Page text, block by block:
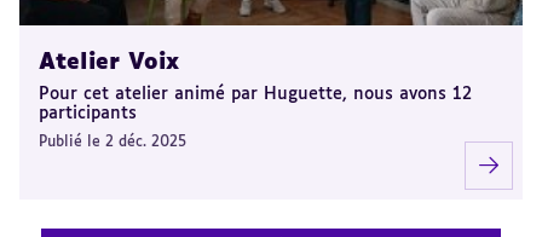
Atelier Voix
Pour cet atelier animé par Huguette, nous avons 12
participants
Publié le 2 déc. 2025